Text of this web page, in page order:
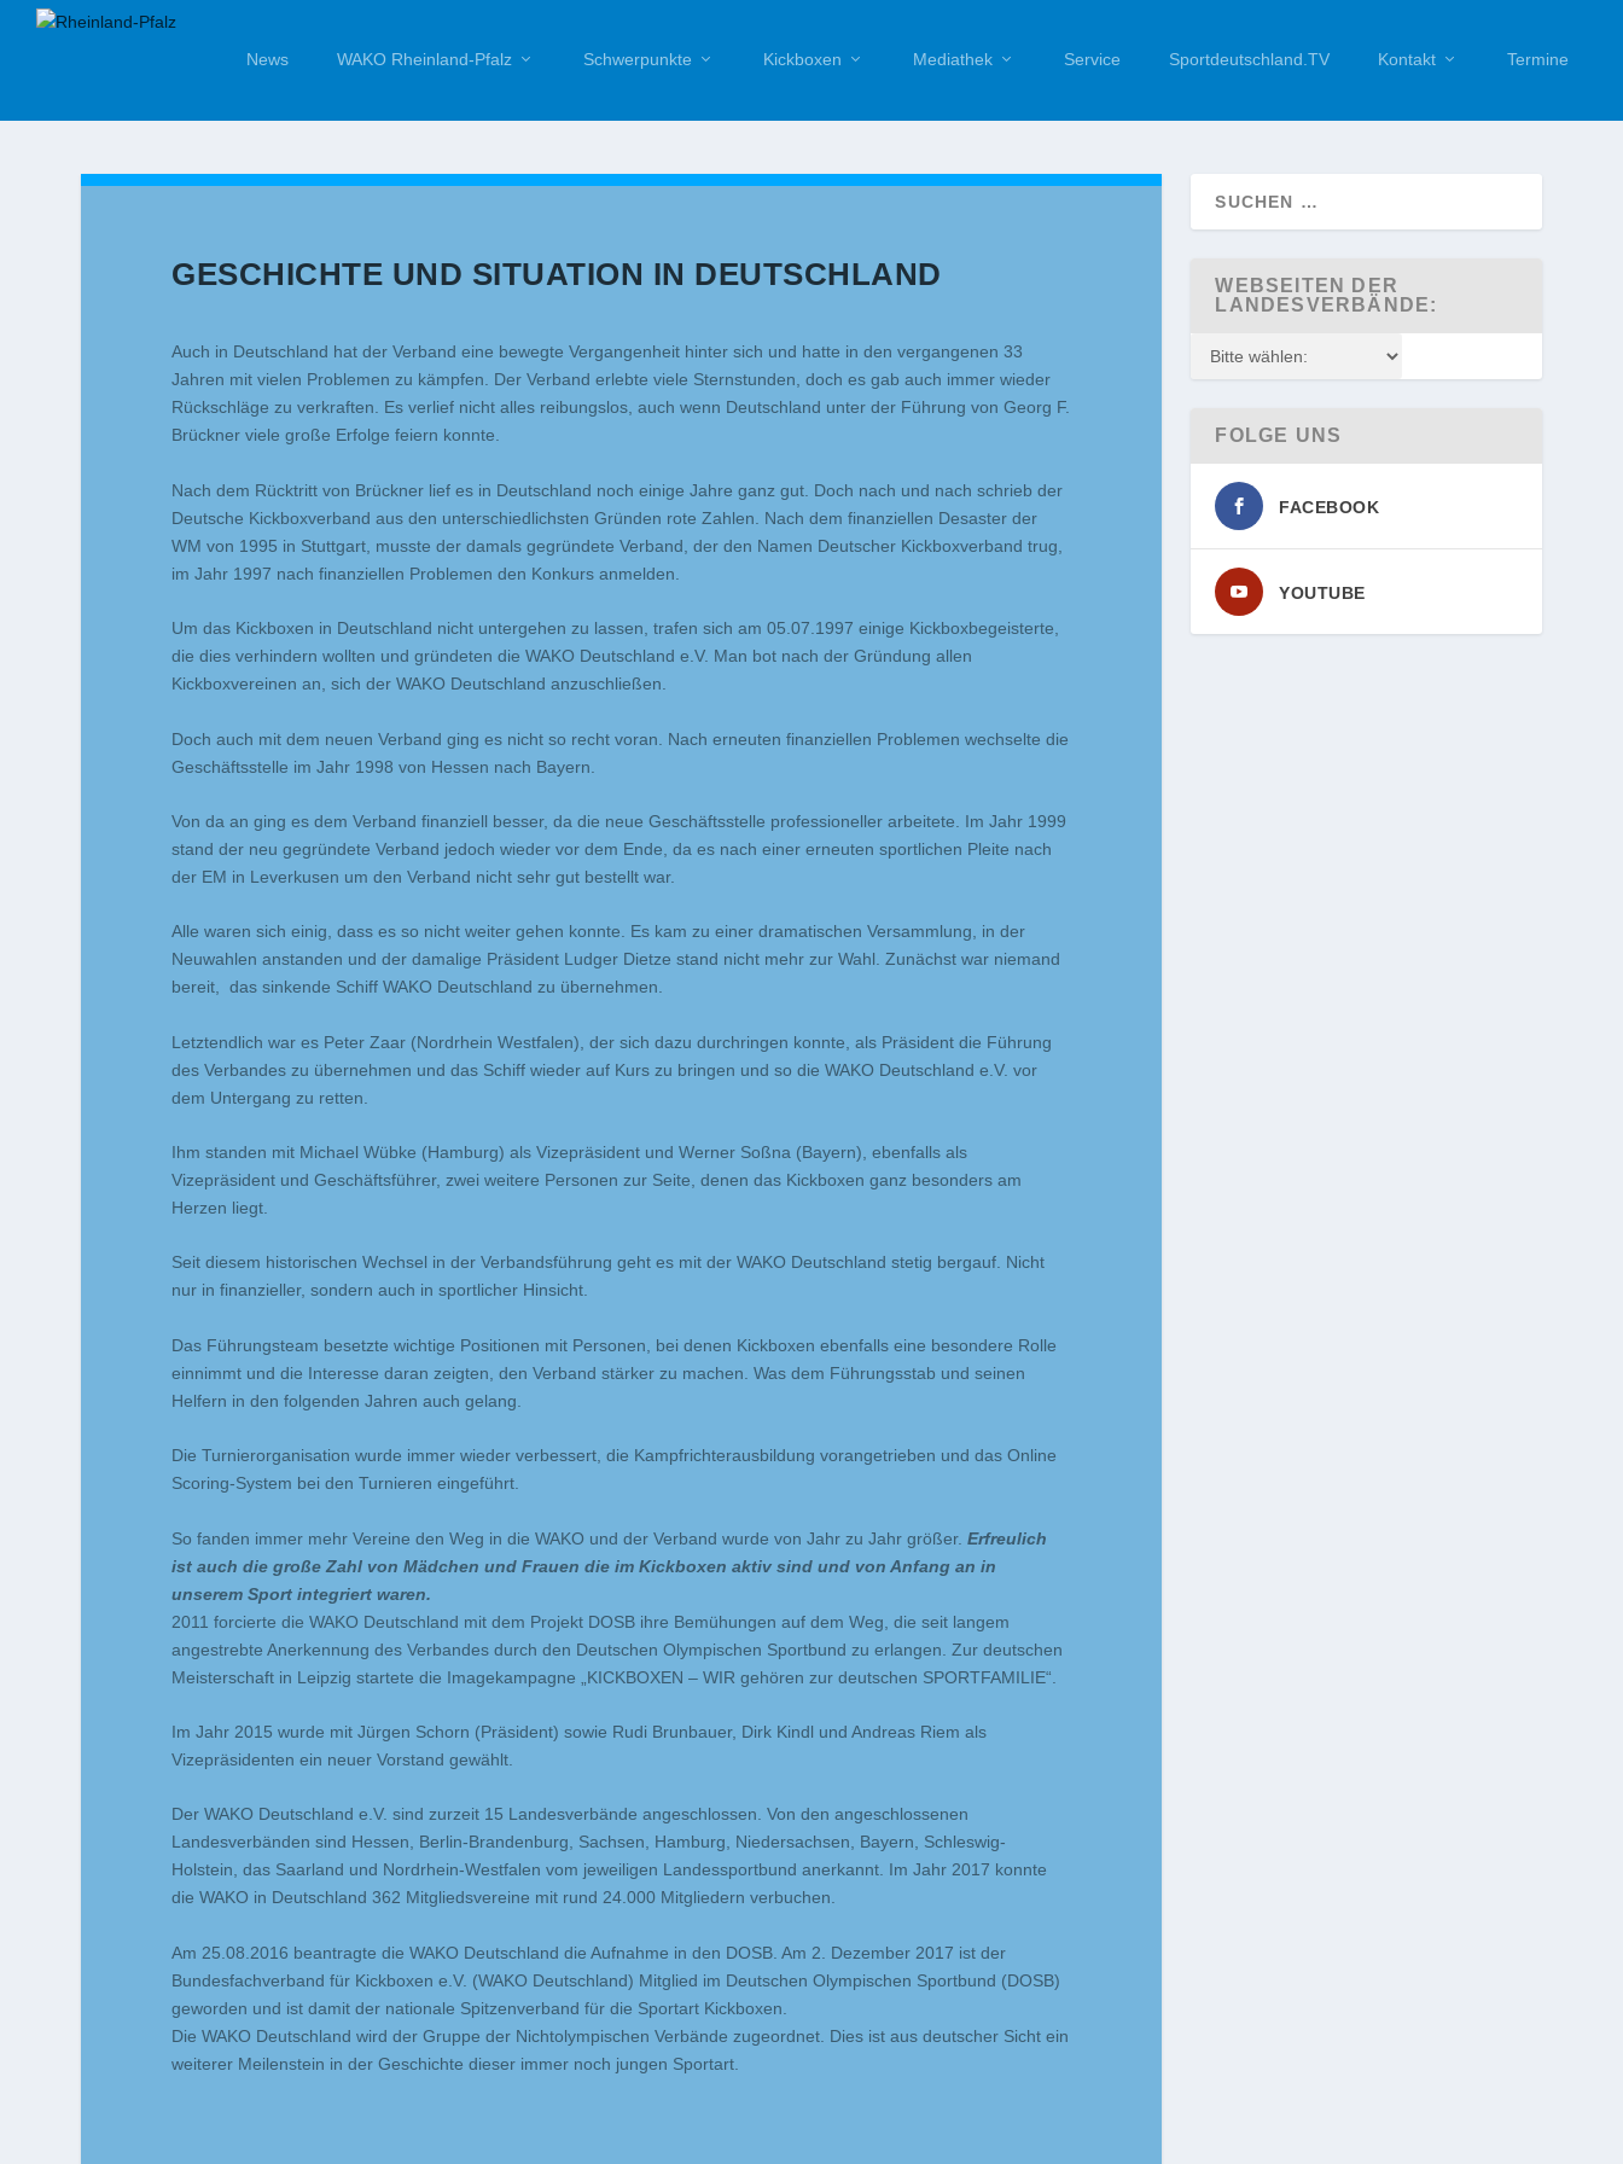
News WAKO Rheinland-Pfalz Schwerpunkte Kickboxen Mediathek Service Sportdeutschland.TV Kontakt Termine
GESCHICHTE UND SITUATION IN DEUTSCHLAND
Auch in Deutschland hat der Verband eine bewegte Vergangenheit hinter sich und hatte in den vergangenen 33
Jahren mit vielen Problemen zu kämpfen. Der Verband erlebte viele Sternstunden, doch es gab auch immer wieder
Rückschläge zu verkraften. Es verlief nicht alles reibungslos, auch wenn Deutschland unter der Führung von Georg F.
Brückner viele große Erfolge feiern konnte.
Nach dem Rücktritt von Brückner lief es in Deutschland noch einige Jahre ganz gut. Doch nach und nach schrieb der
Deutsche Kickboxverband aus den unterschiedlichsten Gründen rote Zahlen. Nach dem finanziellen Desaster der
WM von 1995 in Stuttgart, musste der damals gegründete Verband, der den Namen Deutscher Kickboxverband trug,
im Jahr 1997 nach finanziellen Problemen den Konkurs anmelden.
Um das Kickboxen in Deutschland nicht untergehen zu lassen, trafen sich am 05.07.1997 einige Kickboxbegeisterte,
die dies verhindern wollten und gründeten die WAKO Deutschland e.V. Man bot nach der Gründung allen
Kickboxvereinen an, sich der WAKO Deutschland anzuschließen.
Doch auch mit dem neuen Verband ging es nicht so recht voran. Nach erneuten finanziellen Problemen wechselte die
Geschäftsstelle im Jahr 1998 von Hessen nach Bayern.
Von da an ging es dem Verband finanziell besser, da die neue Geschäftsstelle professioneller arbeitete. Im Jahr 1999
stand der neu gegründete Verband jedoch wieder vor dem Ende, da es nach einer erneuten sportlichen Pleite nach
der EM in Leverkusen um den Verband nicht sehr gut bestellt war.
Alle waren sich einig, dass es so nicht weiter gehen konnte. Es kam zu einer dramatischen Versammlung, in der
Neuwahlen anstanden und der damalige Präsident Ludger Dietze stand nicht mehr zur Wahl. Zunächst war niemand
bereit, das sinkende Schiff WAKO Deutschland zu übernehmen.
Letztendlich war es Peter Zaar (Nordrhein Westfalen), der sich dazu durchringen konnte, als Präsident die Führung
des Verbandes zu übernehmen und das Schiff wieder auf Kurs zu bringen und so die WAKO Deutschland e.V. vor
dem Untergang zu retten.
Ihm standen mit Michael Wübke (Hamburg) als Vizepräsident und Werner Soßna (Bayern), ebenfalls als
Vizepräsident und Geschäftsführer, zwei weitere Personen zur Seite, denen das Kickboxen ganz besonders am
Herzen liegt.
Seit diesem historischen Wechsel in der Verbandsführung geht es mit der WAKO Deutschland stetig bergauf. Nicht
nur in finanzieller, sondern auch in sportlicher Hinsicht.
Das Führungsteam besetzte wichtige Positionen mit Personen, bei denen Kickboxen ebenfalls eine besondere Rolle
einnimmt und die Interesse daran zeigten, den Verband stärker zu machen. Was dem Führungsstab und seinen
Helfern in den folgenden Jahren auch gelang.
Die Turnierorganisation wurde immer wieder verbessert, die Kampfrichterausbildung vorangetrieben und das Online
Scoring-System bei den Turnieren eingeführt.
So fanden immer mehr Vereine den Weg in die WAKO und der Verband wurde von Jahr zu Jahr größer.Erfreulich
ist auch die große Zahl von Mädchen und Frauen die im Kickboxen aktiv sind und von Anfang an in
unserem Sport integriert waren.
2011 forcierte die WAKO Deutschland mit dem Projekt DOSB ihre Bemühungen auf dem Weg, die seit langem
angestrebte Anerkennung des Verbandes durch den Deutschen Olympischen Sportbund zu erlangen. Zur deutschen
Meisterschaft in Leipzig startete die Imagekampagne „KICKBOXEN – WIR gehören zur deutschen SPORTFAMILIE“.
Im Jahr 2015 wurde mit Jürgen Schorn (Präsident) sowie Rudi Brunbauer, Dirk Kindl und Andreas Riem als
Vizepräsidenten ein neuer Vorstand gewählt.
Der WAKO Deutschland e.V. sind zurzeit 15 Landesverbände angeschlossen. Von den angeschlossenen
Landesverbänden sind Hessen, Berlin-Brandenburg, Sachsen, Hamburg, Niedersachsen, Bayern, Schleswig-
Holstein, das Saarland und Nordrhein-Westfalen vom jeweiligen Landessportbund anerkannt. Im Jahr 2017 konnte
die WAKO in Deutschland 362 Mitgliedsvereine mit rund 24.000 Mitgliedern verbuchen.
Am 25.08.2016 beantragte die WAKO Deutschland die Aufnahme in den DOSB. Am 2. Dezember 2017 ist der
Bundesfachverband für Kickboxen e.V. (WAKO Deutschland) Mitglied im Deutschen Olympischen Sportbund (DOSB)
geworden und ist damit der nationale Spitzenverband für die Sportart Kickboxen.
Die WAKO Deutschland wird der Gruppe der Nichtolympischen Verbände zugeordnet. Dies ist aus deutscher Sicht ein
weiterer Meilenstein in der Geschichte dieser immer noch jungen Sportart.
WEBSEITEN DER
LANDESVERBÄNDE:
FOLGE UNS
FACEBOOK
YOUTUBE